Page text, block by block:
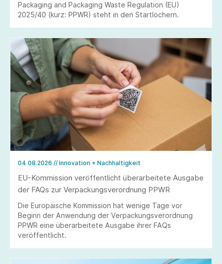
Packaging and Packaging Waste Regulation (EU)
2025/40 (kurz: PPWR) steht in den Startlöchern.
04.08.2026 // Innovation + Nachhaltigkeit
EU-Kommission veröffentlicht überarbeitete Ausgabe
der FAQs zur Verpackungsverordnung PPWR
Die Europäische Kommission hat wenige Tage vor
Beginn der Anwendung der Verpackungsverordnung
PPWR eine überarbeitete Ausgabe ihrer FAQs
veröffentlicht.